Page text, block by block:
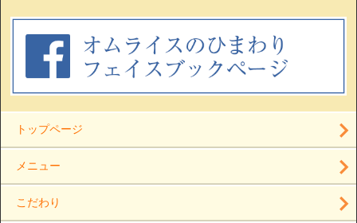
トップページ
メニュー
こだわり